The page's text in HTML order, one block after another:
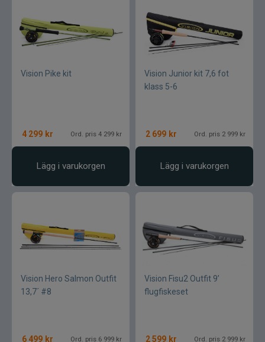
Vision Pike kit
4 299 kr Ord. pris 4 299 kr
Lägg i varukorgen
Vision Junior kit 7,6 fot
klass 5-6
2 699 kr Ord. pris 2 999 kr
Lägg i varukorgen
Vision Hero Salmon Outfit
13,7´ #8
6 499 kr Ord. pris 6 999 kr
Vision Fisu2 Outfit 9’
flugfiskeset
2 599 kr Ord. pris 2 999 kr